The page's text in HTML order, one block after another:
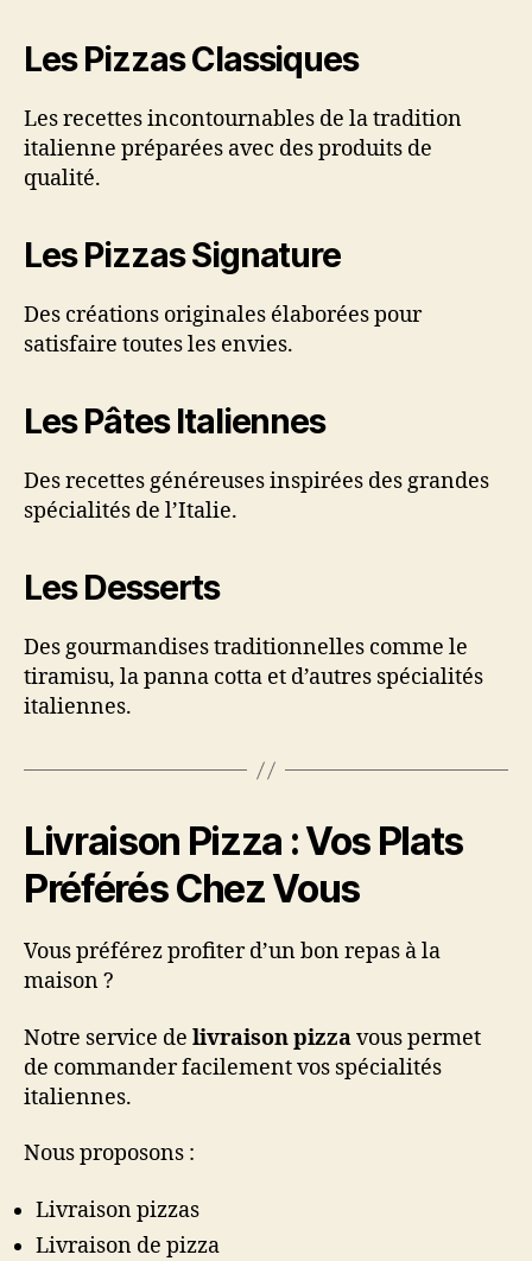
Les Pizzas Classiques
Les recettes incontournables de la tradition
italienne préparées avec des produits de
qualité.
Les Pizzas Signature
Des créations originales élaborées pour
satisfaire toutes les envies.
Les Pâtes Italiennes
Des recettes généreuses inspirées des grandes
spécialités de l’Italie.
Les Desserts
Des gourmandises traditionnelles comme le
tiramisu, la panna cotta et d’autres spécialités
italiennes.
Livraison Pizza : Vos Plats
Préférés Chez Vous
Vous préférez profiter d’un bon repas à la
maison ?
Notre service de livraison pizzavous permet
de commander facilement vos spécialités
italiennes.
Nous proposons :
Livraison pizzas
Livraison de pizza